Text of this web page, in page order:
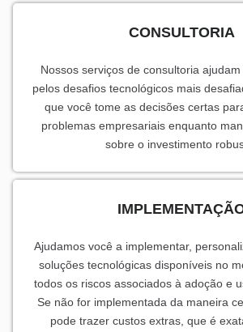
CONSULTORIA
Nossos serviços de consultoria
pelos desafios tecnológicos mais
que você tome as decisões certas
problemas empresariais enquanto
sobre o investimento
Ajudamos você a implementar,
soluções tecnológicas disponíveis no
todos os riscos associados à adoção e
Se não for implementada da maneira
pode trazer custos extras, que é